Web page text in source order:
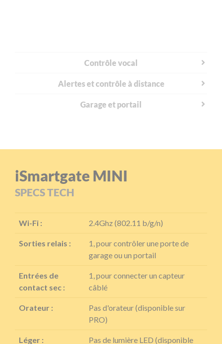
Contrôle vocal
Alertes et contrôle à distance
Garage et portail
iSmartgate MINI
SPECS TECH
Wi-Fi : 2.4Ghz (802.11 b/g/n)
Sorties relais :
1, pour contrôler une porte de
garage ou un portail
Entrées de
contact sec :
1, pour connecter un capteur
câblé
Orateur :
Pas d'orateur (disponible sur
PRO)
Léger :
Pas de lumière LED (disponible